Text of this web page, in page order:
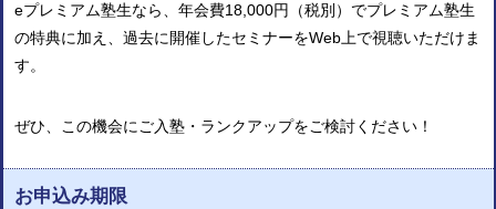
eプレミアム塾生なら、年会費18,000円（税別）でプレミアム塾生
の特典に加え、 過去に開催したセミナーをWeb上で視聴いただけま
す。
ぜひ、この機会にご入塾・ランクアップをご検討ください！
お申込み期限